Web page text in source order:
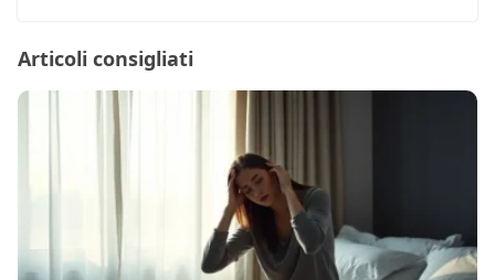
Articoli consigliati